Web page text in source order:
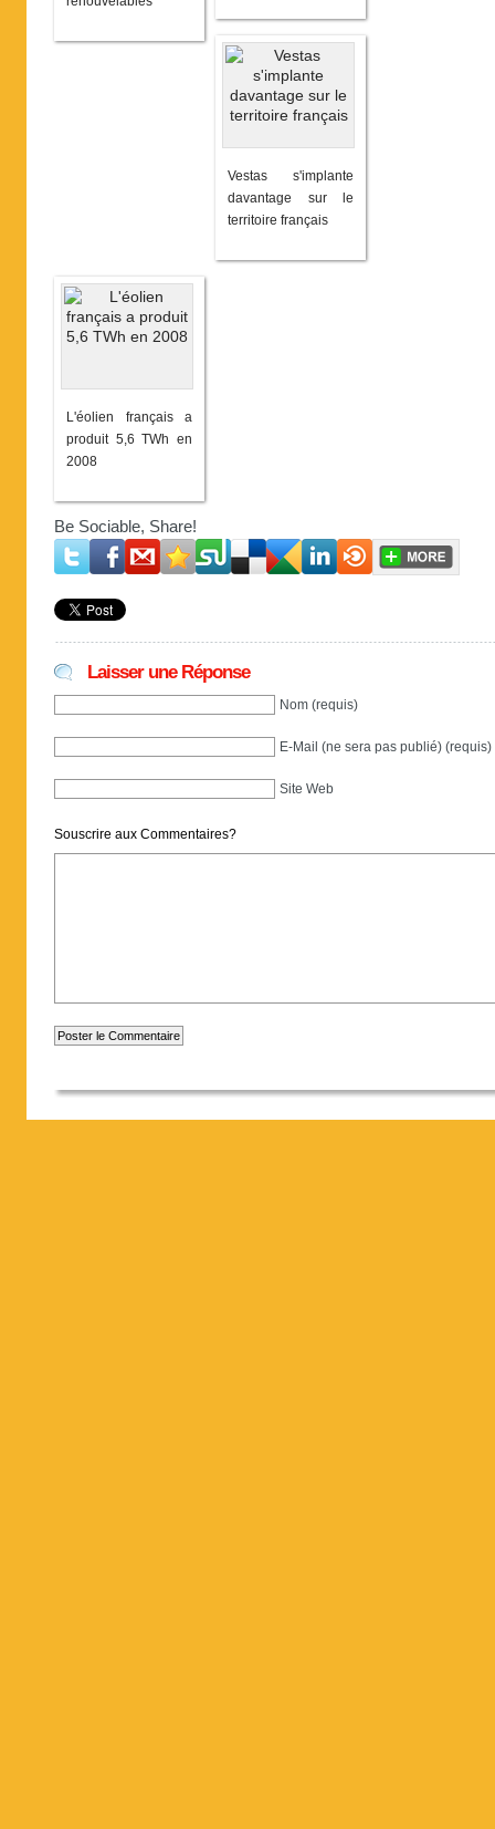
Vestas s'implante
davantage sur le
territoire français
L'éolien français a
produit 5,6 TWh en
2008
Be Sociable, Share!
Laisser une Réponse
Nom (requis)
E-Mail (ne sera pas publié) (requis)
Site Web
Souscrire aux Commentaires?